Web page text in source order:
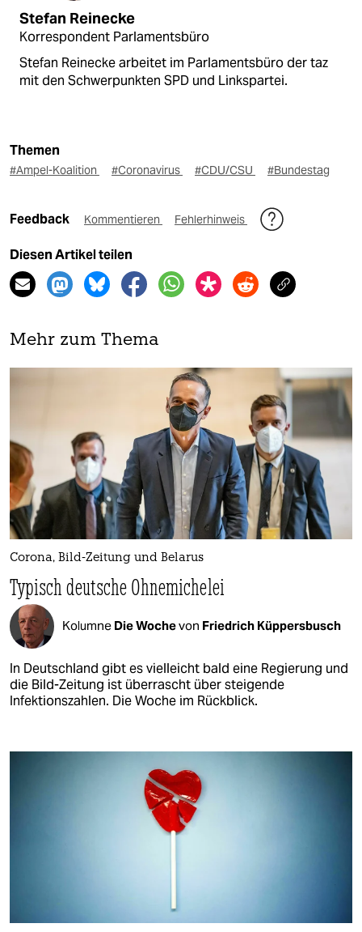
Stefan Reinecke
Korrespondent Parlamentsbüro
Stefan Reinecke arbeitet im Parlamentsbüro der taz
mit den Schwerpunkten SPD und Linkspartei.
Themen
#Ampel-Koalition #Coronavirus #CDU/CSU #Bundestag
Feedback Kommentieren Fehlerhinweis
Diesen Artikel teilen
Mehr zum Thema
Corona, Bild-Zeitung und Belarus
Typisch deutsche Ohnemichelei
Kolumne Die Wochevon Friedrich Küppersbusch
In Deutschland gibt es vielleicht bald eine Regierung und
die Bild-Zeitung ist überrascht über steigende
Infektionszahlen. Die Woche im Rückblick.